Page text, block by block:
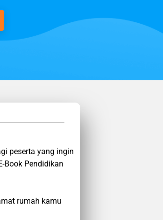
peserta yang ingin
Book Pendidikan
rumah kamu